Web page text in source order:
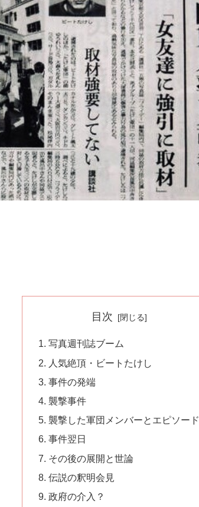
目次
写真週刊誌ブーム
人気絶頂・ビートたけし
事件の発端
襲撃事件
襲撃した軍団メンバーとエピソード
事件翌日
その後の展開と世論
伝説の釈明会見
政府の介入？